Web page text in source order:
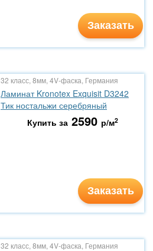
Заказать
32 класс, 8мм, 4V-фаска, Германия
Ламинат Kronotex Exquisit D3242
Тик ностальжи серебряный
Купить за 2590 р/м2
Заказать
32 класс, 8мм, 4V-фаска, Германия